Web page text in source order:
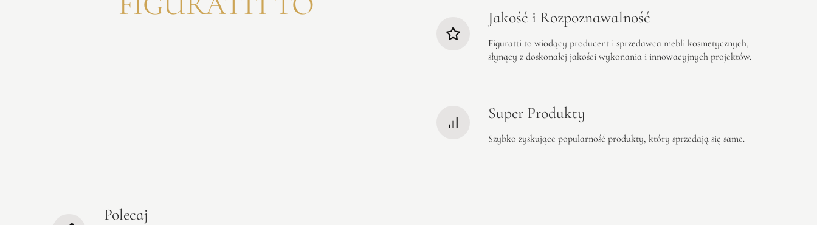
Jakość i Rozpoznawalność
Figuratti to wiodący producent i sprzedawca mebli kosmetycznych,
słynący z doskonałej jakości wykonania i innowacyjnych projektów.
Super Produkty
Szybko zyskujące popularność produkty, który sprzedają się same.
Polecaj